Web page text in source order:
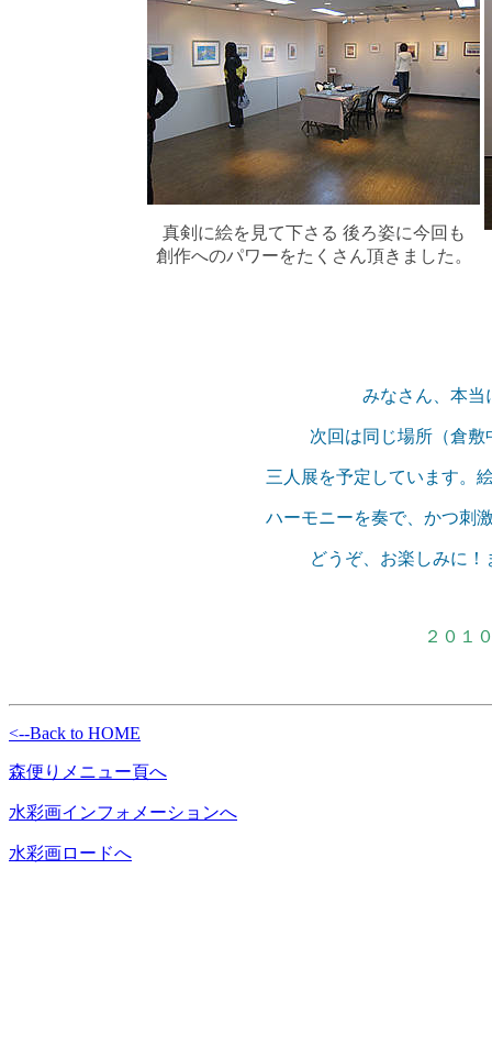
真剣に絵を見て下さる 後ろ姿に今回も
創作へのパワーをたくさん頂きました。
みなさん、本当
次回は同じ場所（倉
三人展を予定しています。
ハーモニーを奏で、かつ刺
どうぞ、お楽しみに
２０
<--Back to HOME
森便りメニュー頁へ
水彩画インフォメーションへ
水彩画ロードへ